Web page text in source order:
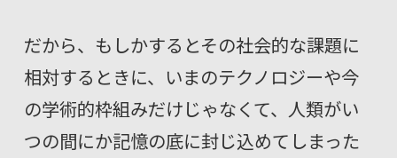
だから、もしかするとその社会的な課題に
相対するときに、いまのテクノロジーや今
の学術的枠組みだけじゃなくて、人類がい
つの間にか記憶の底に封じ込めてしまった